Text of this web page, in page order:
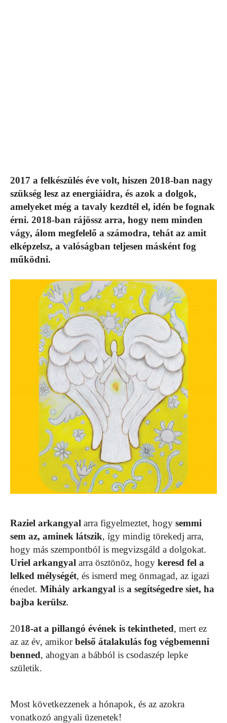
2017 a felkészülés éve volt, hiszen 2018-ban nagy
szükség lesz az energiáidra, és azok a dolgok,
amelyeket még a tavaly kezdtél el, idén be fognak
érni. 2018-ban rájössz arra, hogy nem minden
vágy, álom megfelelő a számodra, tehát az amit
elképzelsz, a valóságban teljesen másként fog
működni.
Raziel arkangyal arra figyelmeztet, hogy semmi
sem az, aminek látszik, így mindig törekedj arra,
hogy más szempontból is megvizsgáld a dolgokat.
Uriel arkangyal arra ösztönöz, hogy keresd fel a
lelked mélységét, és ismerd meg önmagad, az igazi
énedet. Mihály arkangyal is a segítségedre siet, ha
bajba kerülsz.
2018-at a pillangó évének is tekintheted, mert ez
az az év, amikorbelső átalakulás fog végbemenni
benned, ahogyan a bábból is csodaszép lepke
születik.
Most következzenek a hónapok, és az azokra
vonatkozó angyali üzenetek!